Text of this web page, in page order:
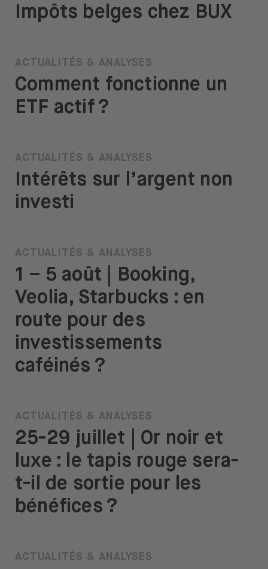
Impôts belges chez BUX
ACTUALITÉS & ANALYSES
Comment fonctionne un
ETF actif ?
ACTUALITÉS & ANALYSES
Intérêts sur l’argent non
investi
ACTUALITÉS & ANALYSES
1 – 5 août | Booking,
Veolia, Starbucks : en
route pour des
investissements
caféinés ?
ACTUALITÉS & ANALYSES
25-29 juillet | Or noir et
luxe : le tapis rouge sera-
t-il de sortie pour les
bénéfices ?
ACTUALITÉS & ANALYSES